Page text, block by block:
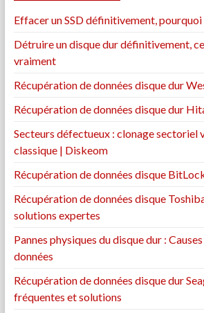
Effacer un SSD définitivement,
Détruire un disque dur définitivement,
vraiment
Récupération de données disque dur
Récupération de données disque dur
Secteurs défectueux : clonage sectoriel
classique | Diskeom
Récupération de données disque
Récupération de données disque
solutions expertes
Pannes physiques du disque dur :
données
Récupération de données disque dur
fréquentes et solutions